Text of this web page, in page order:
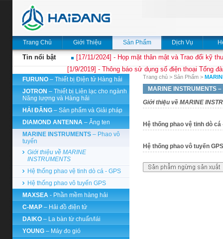
Trang Chủ Giới Thiệu Sản Phẩm Dịch Vụ
Tin nổi bật
[17/11/2024] - Họp mặt thân mật và Trao đổi kỹ
[1/9/2019] - Thông báo sử dụng số điện thoại Tổng
FURUNO – Thiết bị Điện tử Hàng hải
JOTRON – Thiết bị Liên lạc cho ngành
Năng lượng và Hàng hải
HẢI ĐĂNG – Sản phẩm và Giải pháp
DIAMOND ANTENNA – Ăng ten
MARINE INSTRUMENTS – Phao vô
tuyến
Giới thiệu về MARINE
INSTRUMENTS
Hệ thống phao vệ tinh dò cá - GPS
Hệ thống phao vô tuyến GPS
MAXSEA - Phần mềm hàng hải
C-MAP – Hải đồ điện tử
DAIKO – La bàn từ chuẩn/lái
YOUNG – Máy đo gió
Trang chủ > Sản Phẩm >
MARINE INSTRUMENTS –
Giới thiệu về MARINE
Hệ thống phao vệ tinh dò cá
Hệ thống phao vô tuyến GPS